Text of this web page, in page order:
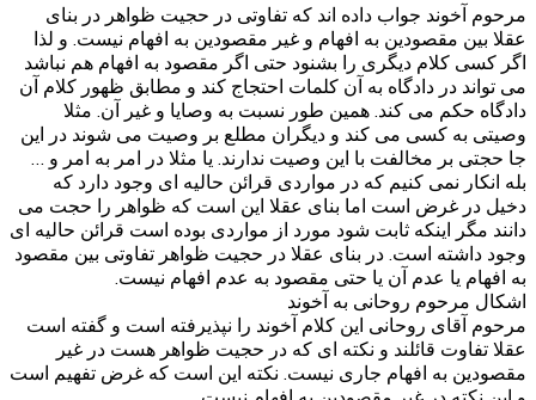
مرحوم آخوند جواب داده اند که تفاوتی در حجیت ظواهر در بنای
عقلا بین مقصودین به افهام و غیر مقصودین به افهام نیست. و لذا
اگر کسی کلام دیگری را بشنود حتی اگر مقصود به افهام هم نباشد
می تواند در دادگاه به آن کلمات احتجاج کند و مطابق ظهور کلام آن
دادگاه حکم می کند. همین طور نسبت به وصایا و غیر آن. مثلا
وصیتی به کسی می کند و دیگران مطلع بر وصیت می شوند در این
جا حجتی بر مخالفت با این وصیت ندارند. یا مثلا در امر به امر و …
بله انکار نمی کنیم که در مواردی قرائن حالیه ای وجود دارد که
دخیل در غرض است اما بنای عقلا این است که ظواهر را حجت می
دانند مگر اینکه ثابت شود مورد از مواردی بوده است قرائن حالیه ای
وجود داشته است. در بنای عقلا در حجیت ظواهر تفاوتی بین مقصود
به افهام یا عدم آن یا حتی مقصود به عدم افهام نیست.
اشکال مرحوم روحانی به آخوند
مرحوم آقای روحانی این کلام آخوند را نپذیرفته است و گفته است
عقلا تفاوت قائلند و نکته ای که در حجیت ظواهر هست در غیر
مقصودین به افهام جاری نیست. نکته این است که غرض تفهیم است